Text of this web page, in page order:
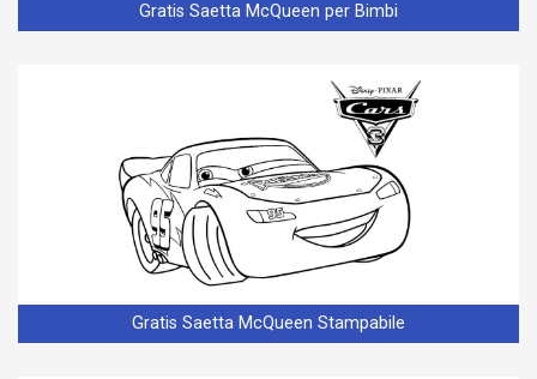
Gratis Saetta McQueen per Bimbi
Gratis Saetta McQueen Stampabile